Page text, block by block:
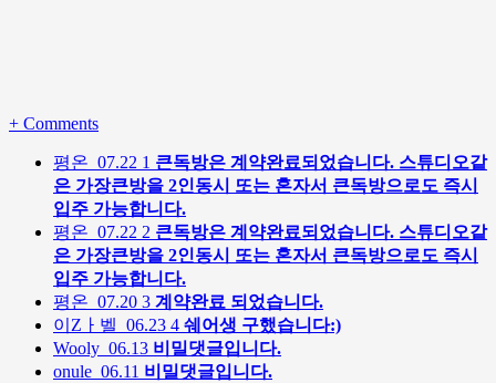
+ Comments
평온 07.22 1 큰독방은 계약완료되었습니다. 스튜디오같
은 가장큰방을 2인동시 또는 혼자서 큰독방으로도 즉시
입주 가능합니다.
평온 07.22 2 큰독방은 계약완료되었습니다. 스튜디오같
은 가장큰방을 2인동시 또는 혼자서 큰독방으로도 즉시
입주 가능합니다.
평온 07.20 3 계약완료 되었습니다.
이Zㅏ벨 06.23 4 쉐어생 구했습니다:)
Wooly 06.13 비밀댓글입니다.
onule 06.11 비밀댓글입니다.